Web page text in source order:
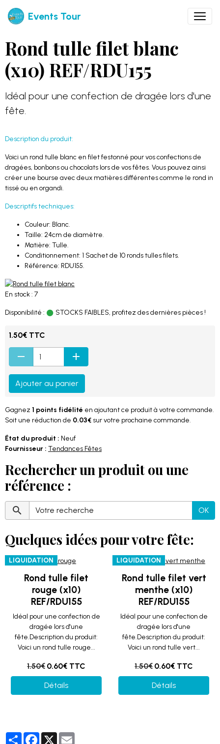
Events Tour
Rond tulle filet blanc
(x10) REF/RDU155
Idéal pour une confection de dragée lors d'une
fête.
Description du produit:
Voici un rond tulle blanc en filet festonné pour vos confections de
dragées, bonbons ou chocolats lors de vos fêtes. Vous pouvez ainsi
créer une bourse avec deux matières différentes comme le rond in
tissé ou en organdi.
Descriptifs techniques:
Couleur: Blanc.
Taille: 24cm de diamètre.
Matière: Tulle.
Conditionnement: 1 Sachet de 10 ronds tulles filets.
Référence: RDU155.
En stock : 7
Disponibilité : STOCKS FAIBLES, profitez des dernières pièces !
1.50€ TTC
Ajouter au panier
Gagnez 1 points fidélité en ajoutant ce produit à votre commande.
Soit une réduction de 0.03€ sur votre prochaine commande.
État du produit : Neuf
Fournisseur : Tendances Fêtes
Rechercher un produit ou une
référence :
OK
Quelques idées pour votre fête:
LIQUIDATION
Rond tulle filet
rouge (x10)
REF/RDU155
Idéal pour une confection de
dragée lors d'une
fête.Description du produit:
Voici un rond tulle rouge...
1.50€ 0.60€ TTC
Détails
LIQUIDATION
Rond tulle filet vert
menthe (x10)
REF/RDU155
Idéal pour une confection de
dragée lors d'une
fête.Description du produit:
Voici un rond tulle vert...
1.50€ 0.60€ TTC
Détails
PartagerFacebook
X